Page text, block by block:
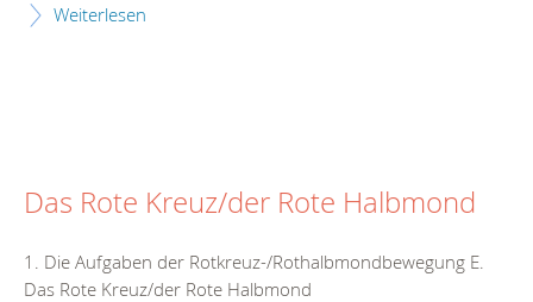
Weiterlesen
Das Rote Kreuz/der Rote Halbmond
1. Die Aufgaben der Rotkreuz-/Rothalbmondbewegung E.
Das Rote Kreuz/der Rote Halbmond